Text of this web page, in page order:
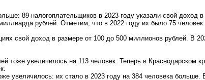
89 налогоплательщиков в 2023 году указали свой доход в
рублей. Отметим, что в 2022 году их было 75 человек.
свой доход в размере от 100 до 500 миллионов рублей. В
тоже увеличилось на 113 человек. Теперь в Краснодарском
увеличилось: их стало в 2023 году на 384 человека больше.